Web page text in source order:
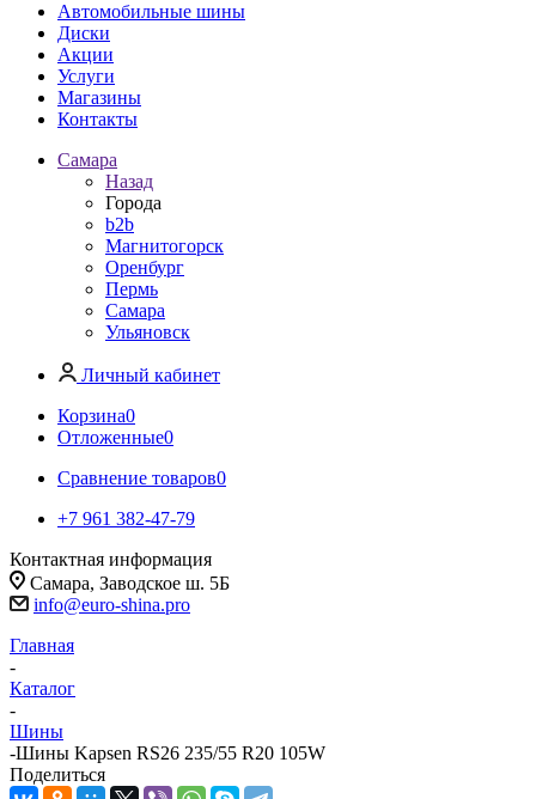
Автомобильные шины
Диски
Акции
Услуги
Магазины
Контакты
Самара
Назад
Города
b2b
Магнитогорск
Оренбург
Пермь
Самара
Ульяновск
Личный кабинет
Корзина0
Отложенные0
Сравнение товаров0
+7 961 382-47-79
Контактная информация
Самара, Заводское ш. 5Б
info@euro-shina.pro
Главная
-
Каталог
-
Шины
-Шины Kapsen RS26 235/55 R20 105W
Поделиться